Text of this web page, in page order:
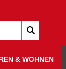
& WOHNEN